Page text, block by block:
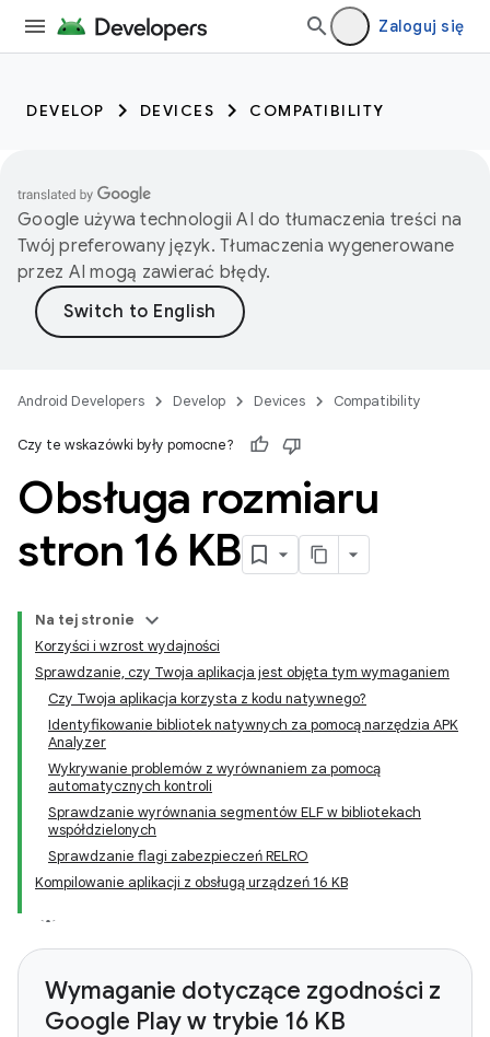
Zaloguj się
DEVELOP DEVICES COMPATIBILITY
Google używa technologii AI do tłumaczenia treści na
Twój preferowany język. Tłumaczenia wygenerowane
przez AI mogą zawierać błędy.
Android Developers Develop Devices Compatibility
Czy te wskazówki były pomocne?
Obsługa rozmiaru
stron 16 KB
Na tej stronie
Korzyści i wzrost wydajności
Sprawdzanie, czy Twoja aplikacja jest objęta tym wymaganiem
Czy Twoja aplikacja korzysta z kodu natywnego?
Identyfikowanie bibliotek natywnych za pomocą narzędzia APK
Analyzer
Wykrywanie problemów z wyrównaniem za pomocą
automatycznych kontroli
Sprawdzanie wyrównania segmentów ELF w bibliotekach
współdzielonych
Sprawdzanie flagi zabezpieczeń RELRO
Kompilowanie aplikacji z obsługą urządzeń 16 KB
Wymaganie dotyczące zgodności z
Google Play w trybie 16 KB